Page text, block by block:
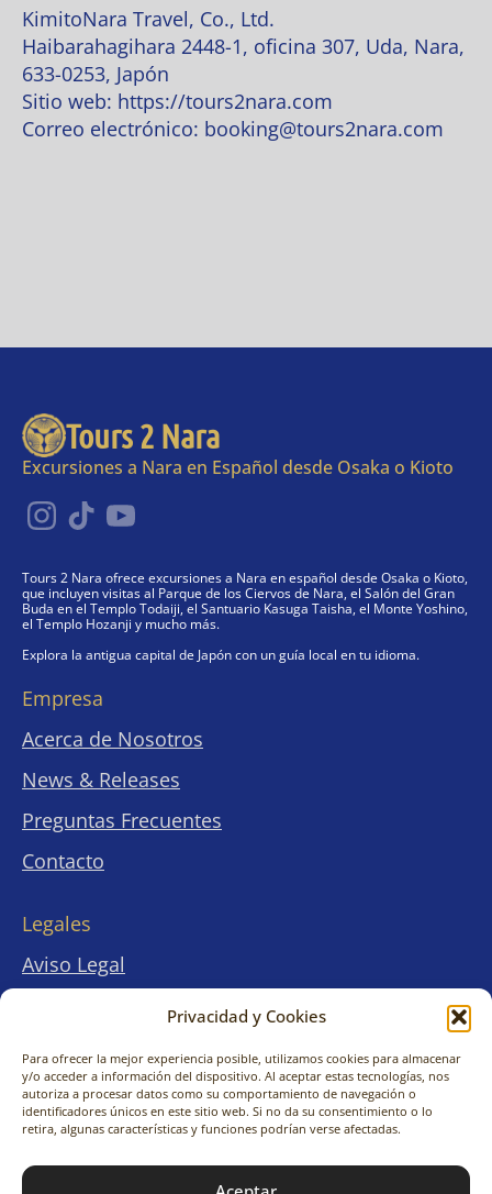
Privacidad y Cookies
Para ofrecer la mejor experiencia posible, utilizamos cookies para almacenar
y/o acceder a información del dispositivo. Al aceptar estas tecnologías, nos
autoriza a procesar datos como su comportamiento de navegación o
identificadores únicos en este sitio web. Si no da su consentimiento o lo
retira, algunas características y funciones podrían verse afectadas.
KimitoNara Travel, Co., Ltd.
Haibarahagihara 2448-1, oficina 307, Uda, Nara,
633-0253, Japón
Sitio web: https://tours2nara.com
Correo electrónico: booking@tours2nara.com
Tours 2 Nara
Excursiones a Nara en Español desde Osaka o Kioto
Tours 2 Nara ofrece excursiones a Nara en español desde Osaka o Kioto,
que incluyen visitas al Parque de los Ciervos de Nara, el Salón del Gran
Buda en el Templo Todaiji, el Santuario Kasuga Taisha, el Monte Yoshino,
el Templo Hozanji y mucho más.
Explora la antigua capital de Japón con un guía local en tu idioma.
Empresa
Acerca de Nosotros
News & Releases
Preguntas Frecuentes
Contacto
Legales
Aviso Legal
Términos y condiciones
Políticas de Cookies
© 2026 KimitoNara Travel Co., Ltd. All rights